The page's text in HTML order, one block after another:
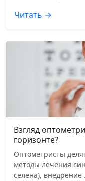
Читать →
Взгляд
горизонте?
Оптометристы
методы лечения
селена), внедрение